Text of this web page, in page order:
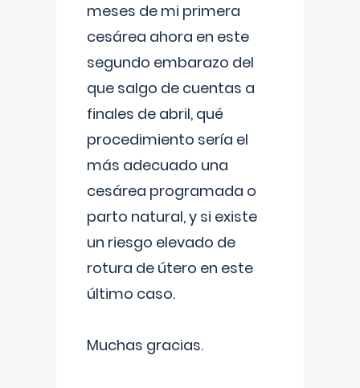
meses de mi primera
cesárea ahora en este
segundo embarazo del
que salgo de cuentas a
finales de abril, qué
procedimiento sería el
más adecuado una
cesárea programada o
parto natural, y si existe
un riesgo elevado de
rotura de útero en este
último caso.
Muchas gracias.